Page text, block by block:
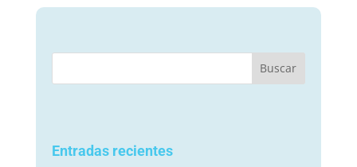
Entradas recientes